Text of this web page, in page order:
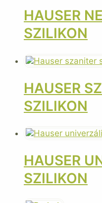
HAUSER
SZILIKON
HAUSER
SZILIKON
HAUSER
SZILIKON